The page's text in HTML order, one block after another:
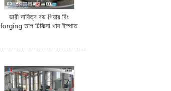
ভারী দায়িত্ব বড় গিয়ার রিং
forging তাপ চিকিত্সা খাদ ইস্পাত